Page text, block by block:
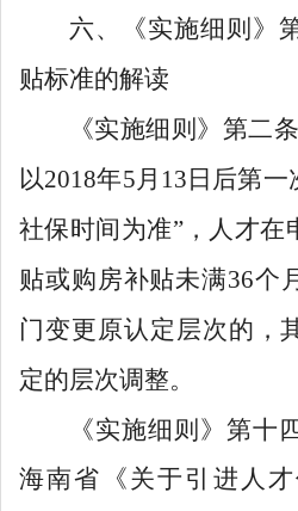
六、
《实施细则 》
贴标准的解读
《实施细则》第二
以2018年5月 13 日后第一
社保时间为准”，人才在
贴或购房补贴未满36个
门变更原认定层次的，
定的层次调整。
《实施细则》第十
海南省《关于引进人